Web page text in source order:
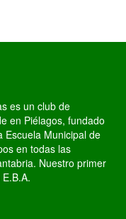
es un club de
en Piélagos, fundado
Escuela Municipal de
en todas las
Nuestro primer